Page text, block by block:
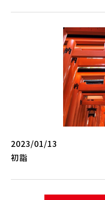
2023/01/13
初詣